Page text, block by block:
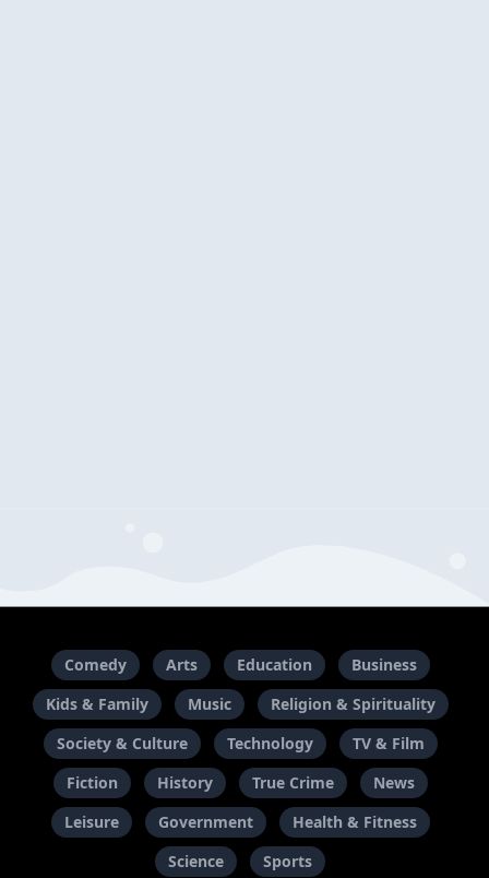
Comedy Arts Education
Business
Kids & Family
Music
Religion & Spirituality
Society & Culture
Technology
TV & Film
Fiction
History True Crime
News
Leisure
Government
Health & Fitness
Science
Sports